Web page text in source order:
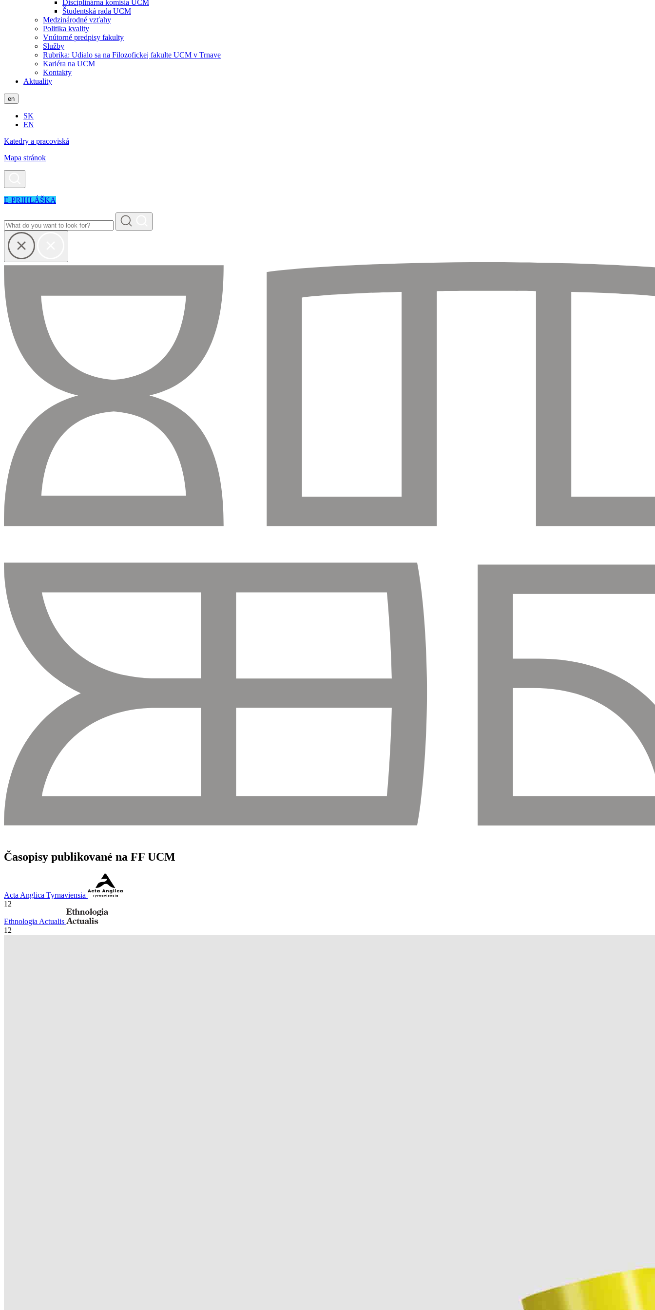
Disciplinárna komisia UCM
Študentská rada UCM
Medzinárodné vzťahy
Politika kvality
Vnútorné predpisy fakulty
Služby
Rubrika: Udialo sa na Filozofickej fakulte UCM v Trnave
Kariéra na UCM
Kontakty
Aktuality
en
SK
EN
Katedry a pracoviská
Mapa stránok
E-PRIHLÁŠKA
Časopisy publikované na FF UCM
Acta Anglica Tyrnaviensia
12
Ethnologia Actualis
12